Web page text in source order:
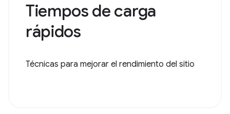
Tiempos de carga
rápidos
Técnicas para mejorar el rendimiento del sitio